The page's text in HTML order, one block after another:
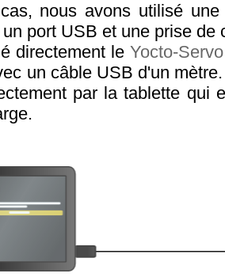
nous avons utilisé
port USB et une prise de
directement le Yocto-Servo
un câble USB d'un
par la tablette qui